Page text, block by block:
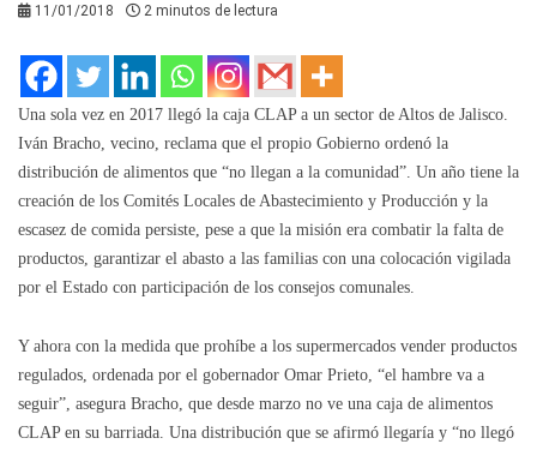
11/01/2018 2 minutos de lectura
Una sola vez en 2017 llegó la caja CLAP a un sector de Altos de Jalisco.
Iván Bracho, vecino, reclama que el propio Gobierno ordenó la
distribución de alimentos que “no llegan a la comunidad”. Un año tiene la
creación de los Comités Locales de Abastecimiento y Producción y la
escasez de comida persiste, pese a que la misión era combatir la falta de
productos, garantizar el abasto a las familias con una colocación vigilada
por el Estado con participación de los consejos comunales.
Y ahora con la medida que prohíbe a los supermercados vender productos
regulados, ordenada por el gobernador Omar Prieto, “el hambre va a
seguir”, asegura Bracho, que desde marzo no ve una caja de alimentos
CLAP en su barriada. Una distribución que se afirmó llegaría y “no llegó